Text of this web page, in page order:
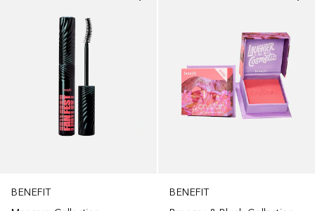
BENEFIT
BENEFIT